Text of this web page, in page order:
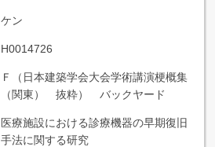
ケン
H0014726
Ｆ（日本建築学会大会学術講演梗概集
（関東） 抜粋） バックヤード
医療施設における診療機器の早期復旧
手法に関する研究